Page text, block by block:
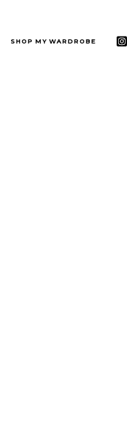
SHOP MY WARDROBE